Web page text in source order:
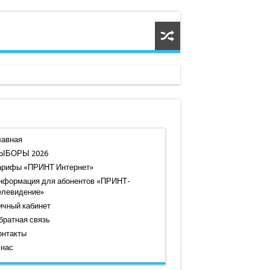
2026
«ПРИНТ Интернет»
для абонентов «ПРИНТ-
кабинет
связь